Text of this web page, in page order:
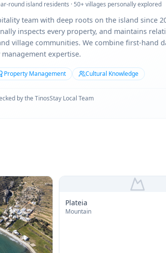
round island residents · 50+ villages personally explored
team with deep roots on the island since
inspects every property, and maintains
village communities. We combine first-hand
expertise.
Property Management Cultural Knowledge
by the TinosStay Local Team
Plateia
Mountain